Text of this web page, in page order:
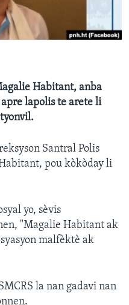
Habitant, anba
lapolis te arete li
Santral Polis
pou kòkòday li
yo, sèvis
"Magalie Habitant ak
malfèktè ak
la nan gadavi nan